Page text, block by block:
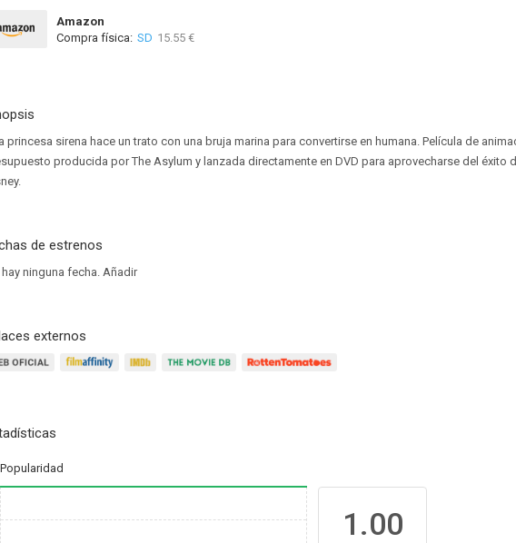
Amazon
Compra física: SD 15.55 €
princesa sirena hace un trato con una bruja marina para convertirse en humana. Película de
producida por The Asylum y lanzada directamente en DVD para aprovecharse del éxito
de estrenos
ninguna fecha.Añadir
externos
Popularidad
1.00